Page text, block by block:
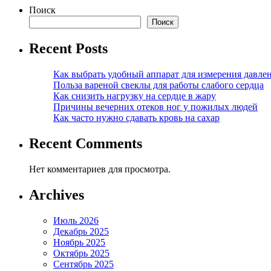
Поиск
Поиск
Recent Posts
Как выбрать удобный аппарат для измерения
Польза вареной свеклы для работы слабого сердца
Как снизить нагрузку на сердце в жару
Причины вечерних отеков ног у пожилых людей
Как часто нужно сдавать кровь на сахар
Recent Comments
Нет комментариев для просмотра.
Archives
Июль 2026
Декабрь 2025
Ноябрь 2025
Октябрь 2025
Сентябрь 2025